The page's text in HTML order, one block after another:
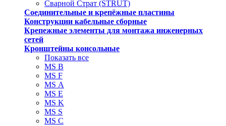
Сварной Страт (STRUT)
Соединительные и крепёжные пластины
Конструкции кабельные сборные
Крепежные элементы для монтажа инженерных
сетей
Кронштейны консольные
Показать все
MS В
MS F
MS А
MS Е
MS K
MS S
MS C